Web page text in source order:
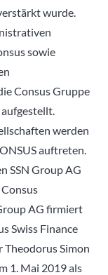
wurde.
sowie
Consus Gruppe
werden
auftreten.
SSN Group AG
AG firmiert
Swiss Finance
Simon
1. Mai 2019 als